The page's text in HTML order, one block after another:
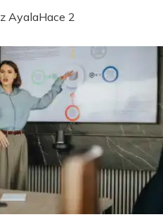
AyalaHace 2